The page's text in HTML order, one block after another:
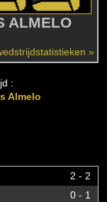
ALMELO
»
:
Almelo
2 - 2
0 - 1